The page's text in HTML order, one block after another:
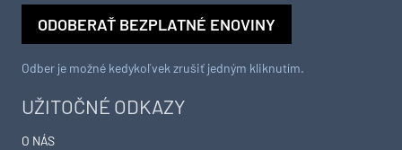
UŽITOČNÉ ODKAZY
O NÁS
ODOBERAŤ BEZPLATNÉ ENOVINY
Odber je možné kedykoľvek zrušiť jedným kliknutím.